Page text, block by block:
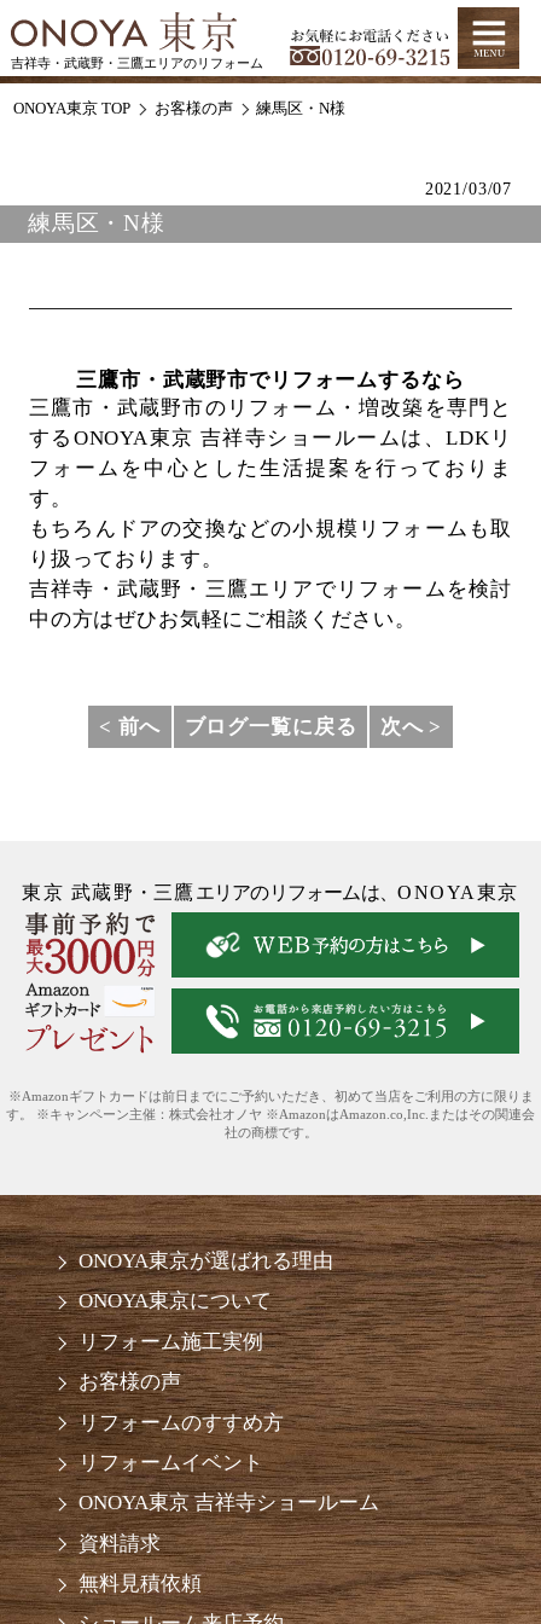
吉祥寺・武蔵野・三鷹エリアのリフォーム
ONOYA東京 TOP お客様の声 練馬区・N様
2021/03/07
練馬区・N様
三鷹市・武蔵野市でリフォームするなら
三鷹市・武蔵野市のリフォーム・増改築を専門と
するONOYA東京 吉祥寺ショールームは、LDKリ
フォームを中心とした生活提案を行っておりま
す。
もちろんドアの交換などの小規模リフォームも取
り扱っております。
吉祥寺・武蔵野・三鷹エリアでリフォームを検討
中の方はぜひお気軽にご相談ください。
< 前へ ブログ一覧に戻る 次へ >
東京 武蔵野 ・ 三鷹 エリアのリフォームは、ONOYA東京
※Amazonギフトカードは前日までにご予約いただき、初めて当店をご利用の方に限りま
す。 ※キャンペーン主催：株式会社オノヤ ※AmazonはAmazon.co,Inc.またはその関連会
社の商標です。
ONOYA東京が選ばれる理由
ONOYA東京について
リフォーム施工実例
お客様の声
リフォームのすすめ方
リフォームイベント
ONOYA東京 吉祥寺ショールーム
資料請求
無料見積依頼